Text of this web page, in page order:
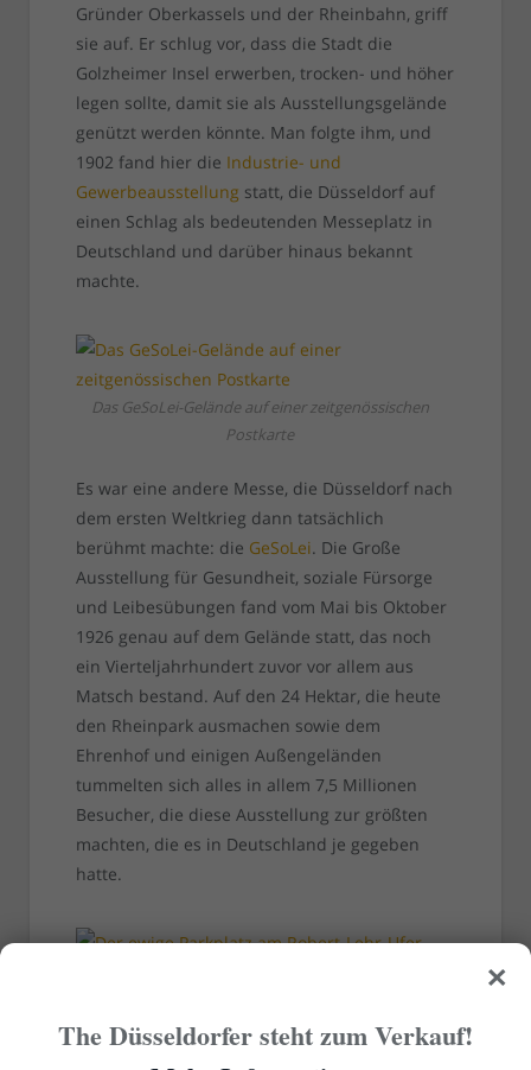
Gründer Oberkassels und der Rheinbahn, griff
sie auf. Er schlug vor, dass die Stadt die
Golzheimer Insel erwerben, trocken- und höher
legen sollte, damit sie als Ausstellungsgelände
genützt werden könnte. Man folgte ihm, und
1902 fand hier die Industrie- und
Gewerbeausstellung statt, die Düsseldorf auf
einen Schlag als bedeutenden Messeplatz in
Deutschland und darüber hinaus bekannt
machte.
Das GeSoLei-Gelände auf einer zeitgenössischen
Postkarte
Es war eine andere Messe, die Düsseldorf nach
dem ersten Weltkrieg dann tatsächlich
berühmt machte: die GeSoLei. Die Große
Ausstellung für Gesundheit, soziale Fürsorge
und Leibesübungen fand vom Mai bis Oktober
1926 genau auf dem Gelände statt, das noch
ein Vierteljahrhundert zuvor vor allem aus
Matsch bestand. Auf den 24 Hektar, die heute
den Rheinpark ausmachen sowie dem
Ehrenhof und einigen Außengeländen
tummelten sich alles in allem 7,5 Millionen
Besucher, die diese Ausstellung zur größten
machten, die es in Deutschland je gegeben
hatte.
×
The Düsseldorfer steht zum Verkauf!